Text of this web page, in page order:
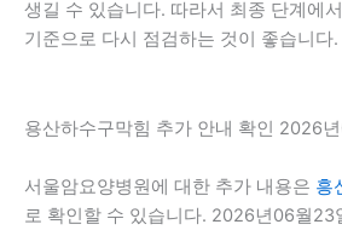
생길 수 있습니다. 따라서 최종 단계에
기준으로 다시 점검하는 것이 좋습니다.
용산하수구막힘 추가 안내 확인 2026
서울암요양병원에 대한 추가 내용은 흥
로 확인할 수 있습니다. 2026년06월23